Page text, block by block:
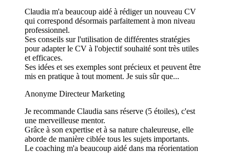
Claudia m'a beaucoup aidé à rédiger un nouveau CV
qui correspond désormais parfaitement à mon niveau
professionnel.
Ses conseils sur l'utilisation de différentes stratégies
pour adapter le CV à l'objectif souhaité sont très utiles
et efficaces.
Ses idées et ses exemples sont précieux et peuvent être
mis en pratique à tout moment. Je suis sûr que...
Anonyme Directeur Marketing
Je recommande Claudia sans réserve (5 étoiles), c'est
une merveilleuse mentor.
Grâce à son expertise et à sa nature chaleureuse, elle
aborde de manière ciblée tous les sujets importants.
Le coaching m'a beaucoup aidé dans ma réorientation